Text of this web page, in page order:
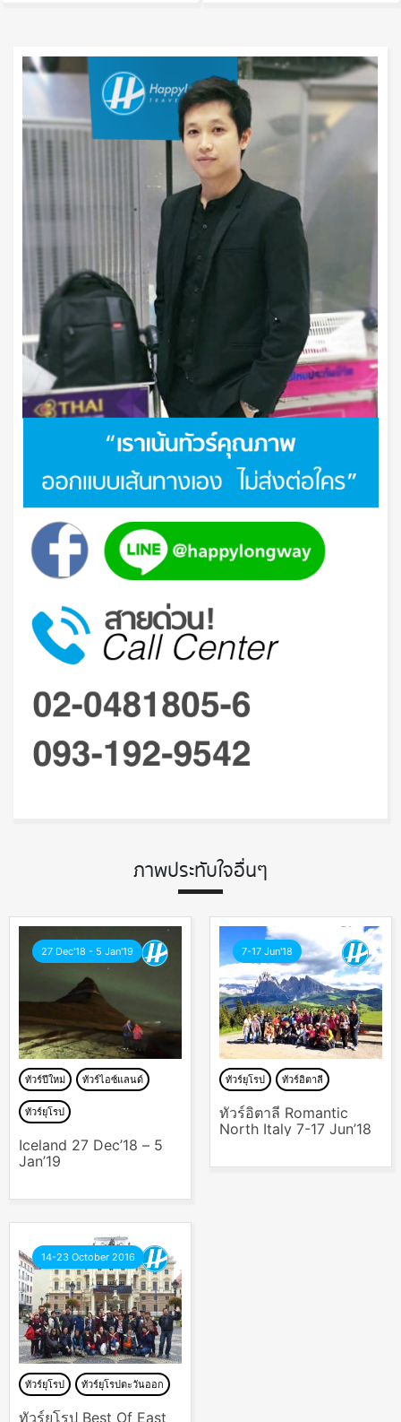
ภาพประทับใจอื่นๆ
27 Dec'18 - 5 Jan'19
ทัวร์ปีใหม่ ทัวร์ไอซ์แลนด์
ทัวร์ยุโรป
Iceland 27 Dec’18 – 5
Jan’19
7-17 Jun'18
ทัวร์ยุโรป ทัวร์อิตาลี
ทัวร์อิตาลี Romantic
North Italy 7-17 Jun’18
14-23 October 2016
ทัวร์ยุโรป ทัวร์ยุโรปตะวันออก
ทัวร์ยุโรป Best Of East